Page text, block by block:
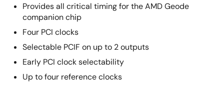
Provides all critical timing for the AMD Geode
companion chip
Four PCI clocks
Selectable PCIF on up to 2 outputs
Early PCI clock selectability
Up to four reference clocks